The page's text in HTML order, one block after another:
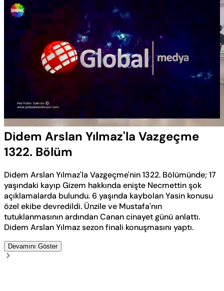
Sesi
Aç
Hızı
Didem Arslan Yılmaz'la Vazgeçme
1322. Bölüm
Didem Arslan Yılmaz'la Vazgeçme'nin 1322. Bölümünde; 17
yaşındaki kayıp Gizem hakkında enişte Necmettin şok
açıklamalarda bulundu. 6 yaşında kaybolan Yasin konusu
özel ekibe devredildi. Ünzile ve Mustafa'nın
tutuklanmasının ardından Canan cinayet günü anlattı.
Didem Arslan Yılmaz sezon finali konuşmasını yaptı.
Devamını Göster